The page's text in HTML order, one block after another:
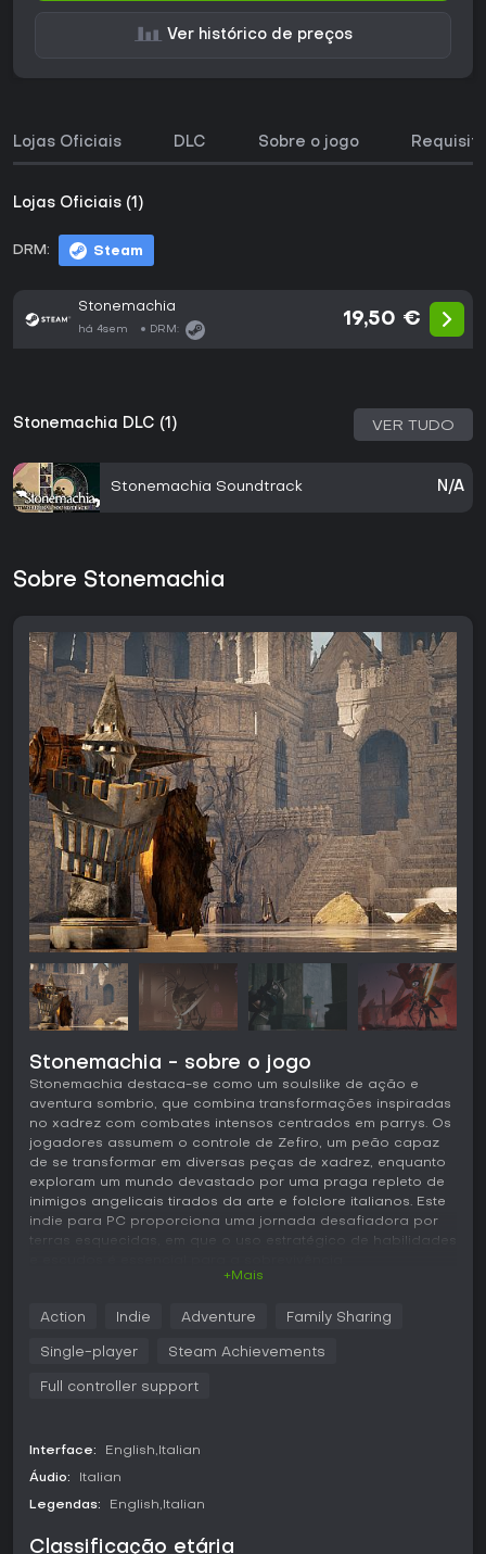
Ver histórico de preços
Lojas Oficiais DLC Sobre o jogo
Lojas Oficiais (1)
DRM: Steam
Stonemachia
há 4sem DRM:
19,50 €
Stonemachia DLC (1) VER TUDO
Stonemachia Soundtrack N/A
Sobre Stonemachia
Stonemachia - sobre o jogo
Stonemachia destaca-se como um soulslike de ação e
aventura sombrio, que combina transformações inspiradas
no xadrez com combates intensos centrados em parrys. Os
jogadores assumem o controle de Zefiro, um peão capaz
de se transformar em diversas peças de xadrez, enquanto
exploram um mundo devastado por uma praga repleto de
inimigos angelicais tirados da arte e folclore italianos. Este
indie para PC proporciona uma jornada desafiadora por
terras esquecidas, em que o uso estratégico de habilidades
Em Stonemachia, o ciclo principal gira em torno de
exploração e combates dentro de uma estrutura soulslike.
transformações em outras peças de xadrez, cada uma com
armaduras diferentes, com movimentos especializados que
inimigos de forma eficaz.
bloquear no momento exato e ripostar contra anjos
+Mais
Action Indie Adventure Family Sharing
Single-player Steam Achievements
Full controller support
Interface: English Italian
Áudio: Italian
Legendas: English Italian
Classificação etária